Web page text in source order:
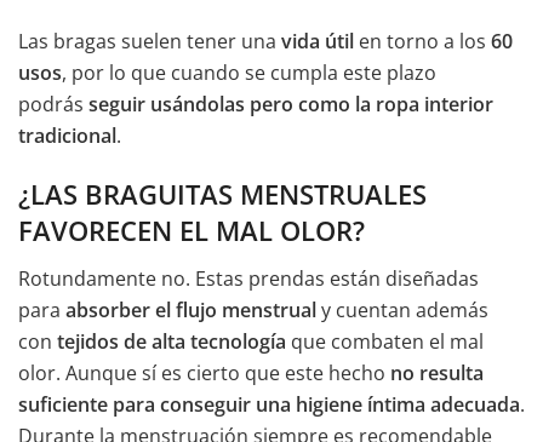
Las bragas suelen tener una vida útil en torno a los 60
usos, por lo que cuando se cumpla este plazo
podrás seguir usándolas pero como la ropa interior
tradicional.
¿LAS BRAGUITAS MENSTRUALES
FAVORECEN EL MAL OLOR?
Rotundamente no. Estas prendas están diseñadas
para absorber el flujo menstrualy cuentan además
con tejidos de alta tecnología que combaten el mal
olor. Aunque sí es cierto que este hecho no resulta
suficiente para conseguir una higiene íntima adecuada.
Durante la menstruación siempre es recomendable